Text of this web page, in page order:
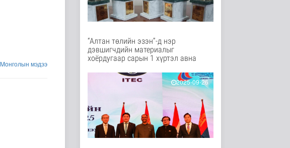
Moнголын мэдээ
Мета компанид 567 сая
ам.долларын төлбөр
ногдуул..
2 цаг 50 минутын өмнө
Ирэх 10 хоногт цаг
Байгаль орчин
2 цаг 12 минутын өмнө
“Нүүрс пиролизийн
үйлдвэр”-ийг төр,
хувийн хэвшл..
Нийгэм
“Алтан төлийн эзэн”-д нэр
дэвшигчдийн материалыг
хоёрдугаар сарын 1 хүртэл авна
2025-09-26